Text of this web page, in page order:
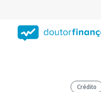
conteúdo
principal
Crédito